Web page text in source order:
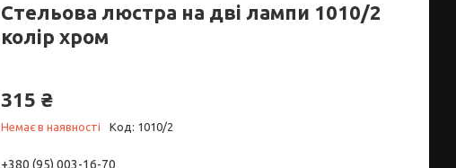
Стельова люстра на дві лампи 1010/2
колір хром
315 ₴
Немає в наявності Код: 1010/2
+380 (95) 003-16-70